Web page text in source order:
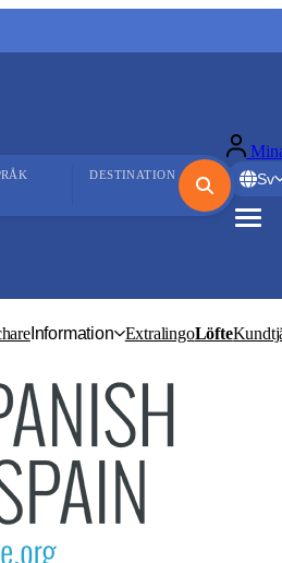
DESTINATION Sv
Information ExtralingoLöfte